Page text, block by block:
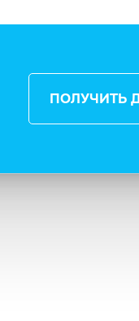
ПОЛУЧИТЬ